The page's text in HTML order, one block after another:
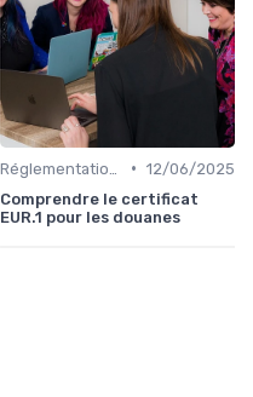
• 12/06/2025
Comprendre le certificat
EUR.1 pour les douanes